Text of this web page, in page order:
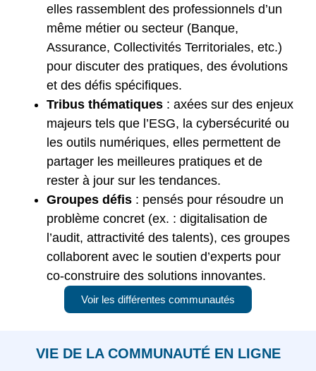
elles rassemblent des professionnels d’un
même métier ou secteur (Banque,
Assurance, Collectivités Territoriales, etc.)
pour discuter des pratiques, des évolutions
et des défis spécifiques.
Tribus thématiques : axées sur des enjeux
majeurs tels que l’ESG, la cybersécurité ou
les outils numériques, elles permettent de
partager les meilleures pratiques et de
rester à jour sur les tendances.
Groupes défis : pensés pour résoudre un
problème concret (ex. : digitalisation de
l’audit, attractivité des talents), ces groupes
collaborent avec le soutien d’experts pour
co-construire des solutions innovantes.
Voir les différentes communautés
VIE DE LA COMMUNAUTÉ EN LIGNE